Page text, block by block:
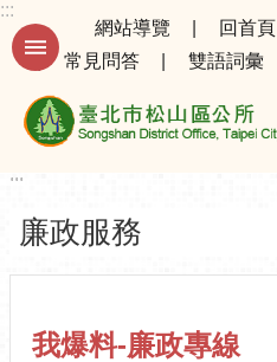
跳到主要內容區塊
進
搜
告
訊
:::
網站導覽
回首頁
常見問答
雙語詞彙
:::
:::
廉政服務
我爆料-廉政專線